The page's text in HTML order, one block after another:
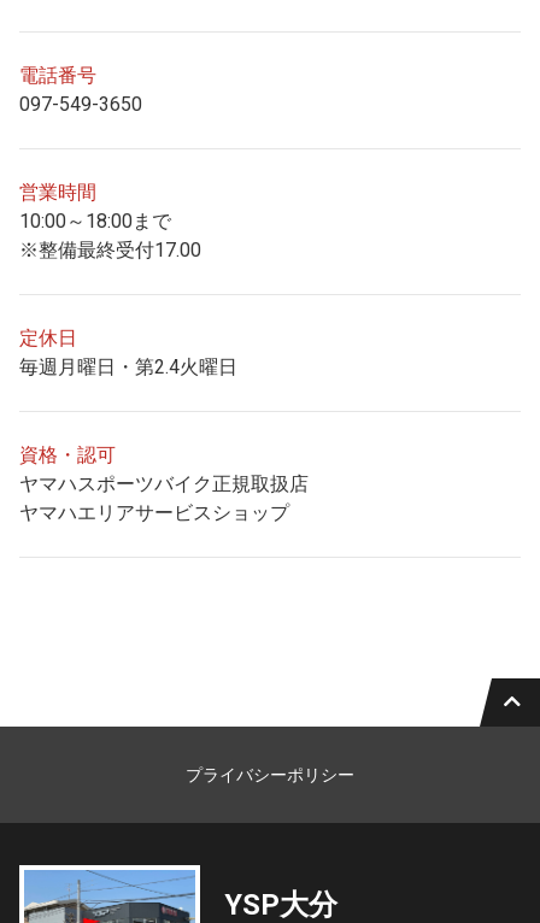
電話番号
097-549-3650
営業時間
10:00～18:00まで
※整備最終受付17.00
定休日
毎週月曜日・第2.4火曜日
資格・認可
ヤマハスポーツバイク正規取扱店
ヤマハエリアサービスショップ
プライバシーポリシー
YSP大分